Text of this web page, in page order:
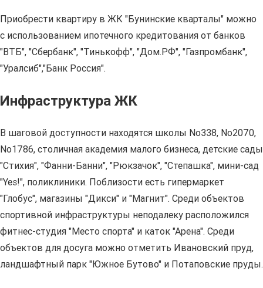
Приобрести квартиру в ЖК "Бунинские кварталы" можно
с использованием ипотечного кредитования от банков
"ВТБ", "Сбербанк", "Тинькофф", "Дом.РФ", "Газпромбанк",
"Уралсиб","Банк Россия".
Инфраструктура ЖК
В шаговой доступности находятся школы No338, No2070,
No1786, столичная академия малого бизнеса, детские сады
"Стихия", "Фанни-Банни", "Рюкзачок", "Степашка", мини-сад
"Yes!", поликлиники. Поблизости есть гипермаркет
"Глобус", магазины "Дикси" и "Магнит". Среди объектов
спортивной инфраструктуры неподалеку расположился
фитнес-студия "Место спорта" и каток "Арена". Среди
объектов для досуга можно отметить Ивановский пруд,
ландшафтный парк "Южное Бутово" и Потаповские пруды.